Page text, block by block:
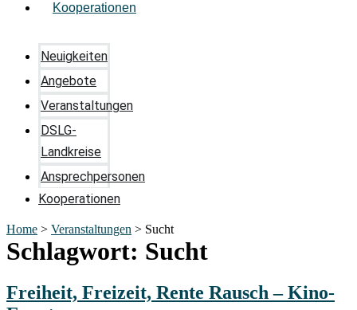
Kooperationen
Neuigkeiten
Angebote
Veranstaltungen
DSLG-
Landkreise
Ansprechpersonen
Kooperationen
Home > Veranstaltungen > Sucht
Schlagwort: Sucht
Freiheit, Freizeit, Rente Rausch – Kino-